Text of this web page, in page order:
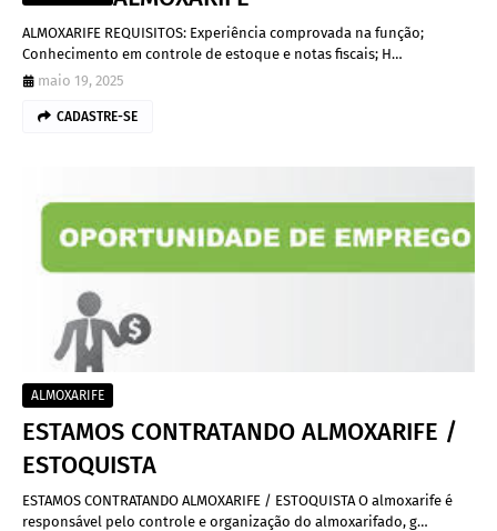
ALMOXARIFE REQUISITOS: Experiência comprovada na função;
Conhecimento em controle de estoque e notas fiscais; H…
maio 19, 2025
CADASTRE-SE
ALMOXARIFE
ESTAMOS CONTRATANDO ALMOXARIFE /
ESTOQUISTA
ESTAMOS CONTRATANDO ALMOXARIFE / ESTOQUISTA O almoxarife é
responsável pelo controle e organização do almoxarifado, g…